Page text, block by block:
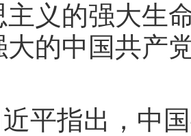
主义的强大生
大的中国共产
平指出，中